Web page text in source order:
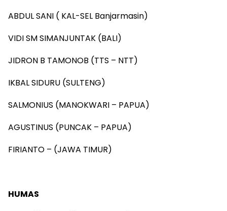
ABDUL SANI ( KAL-SEL Banjarmasin)
VIDI SM SIMANJUNTAK (BALI)
JIDRON B TAMONOB (TTS – NTT)
IKBAL SIDURU (SULTENG)
SALMONIUS (MANOKWARI – PAPUA)
AGUSTINUS (PUNCAK – PAPUA)
FIRIANTO – (JAWA TIMUR)
HUMAS